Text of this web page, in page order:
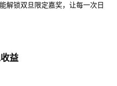
解锁双旦限定嘉奖，让每一次日
益